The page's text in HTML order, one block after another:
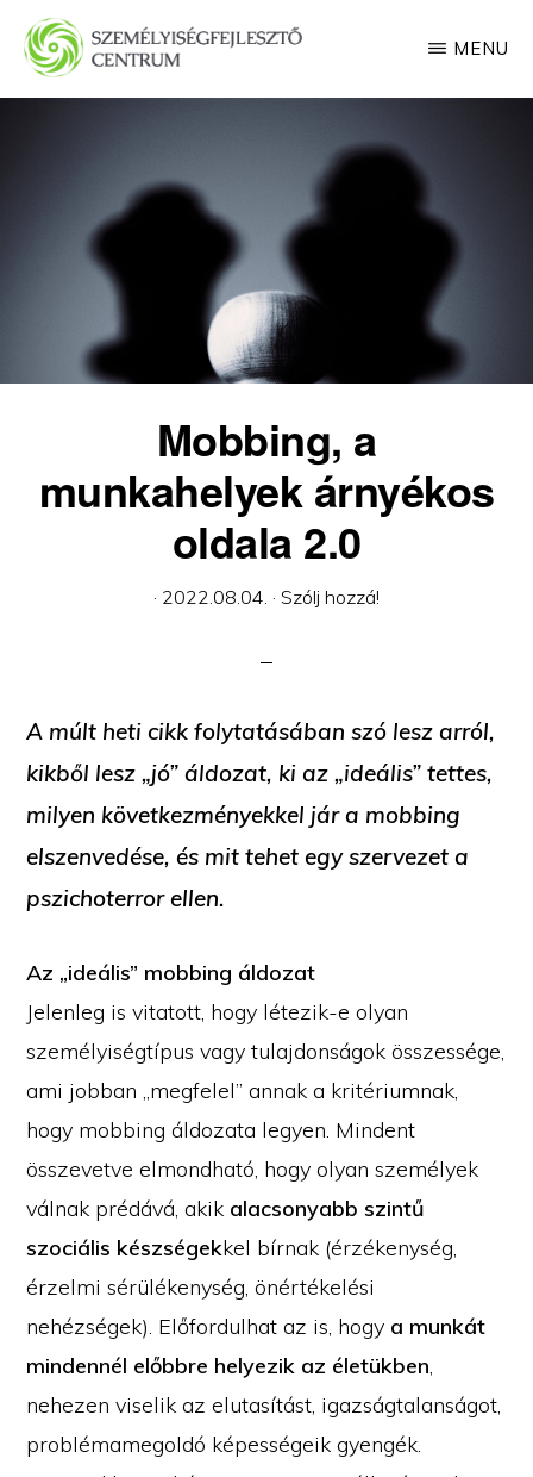
Skip
mainSZEMÉLYISÉGFEJLESZTŐ
MENU
Mobbing, a
munkahelyek árnyékos
oldala 2.0
· 2022.08.04. · Szólj hozzá!
A múlt heti cikk folytatásában szó lesz arról,
kikből lesz „jó” áldozat, ki az „ideális” tettes,
milyen következményekkel jár a mobbing
elszenvedése, és mit tehet egy szervezet a
pszichoterror ellen.
Az „ideális” mobbing áldozat
Jelenleg is vitatott, hogy létezik-e olyan
személyiségtípus vagy tulajdonságok összessége,
ami jobban „megfelel” annak a kritériumnak,
hogy mobbing áldozata legyen. Mindent
összevetve elmondható, hogy olyan személyek
válnak prédává, akik alacsonyabb szintű
szociális készségekkel bírnak (érzékenység,
érzelmi sérülékenység, önértékelési
nehézségek). Előfordulhat az is, hogy a munkát
mindennél előbbre helyezik az életükben,
nehezen viselik az elutasítást, igazságtalanságot,
problémamegoldó képességeik gyengék.